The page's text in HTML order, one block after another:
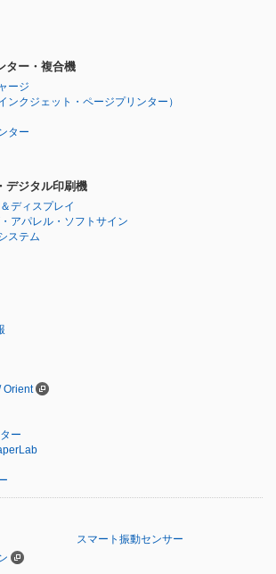
ター・複合機
ージ
インクジェット・ページプリンター）
ター
デジタル印刷機
ディスプレイ
アパレル・ソフトサイン
ステム
Orient
ー
スマート振動センサー